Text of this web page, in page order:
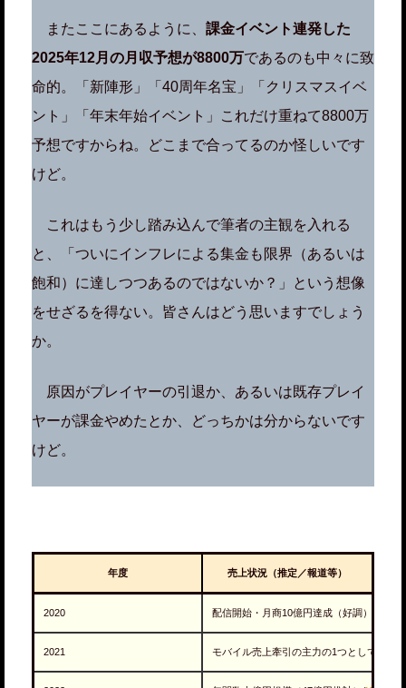
またここにあるように、 課金イベント連発した
2025年12月の月収予想が8800万であるのも中々に致
命的。「新陣形」「40周年名宝」「クリスマスイベ
ント」「年末年始イベント」これだけ重ねて8800万
予想ですからね。どこまで合ってるのか怪しいです
けど。
これはもう少し踏み込んで筆者の主観を入れる
と、「ついにインフレによる集金も限界（あるいは
飽和）に達しつつあるのではないか？」という想像
をせざるを得ない。皆さんはどう思いますでしょう
か。
原因がプレイヤーの引退か、あるいは既存プレイ
ヤーが課金やめたとか、どっちかは分からないです
けど。
年度 売上状況（推定／報道等）
2020 配信開始・月商10億円達成（好調）(
2021 モバイル売上牽引の主力の1つとして認識